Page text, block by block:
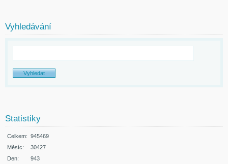
Vyhledávání
Statistiky
Celkem: 945469
Měsíc:
30427
Den:
943